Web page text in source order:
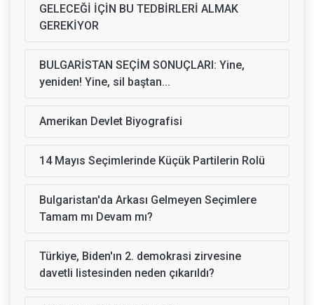
GELECEĞİ İÇİN BU TEDBİRLERİ ALMAK
GEREKİYOR
BULGARİSTAN SEÇİM SONUÇLARI: Yine,
yeniden! Yine, sil baştan...
Amerikan Devlet Biyografisi
14 Mayıs Seçimlerinde Küçük Partilerin Rolü
Bulgaristan'da Arkası Gelmeyen Seçimlere
Tamam mı Devam mı?
Türkiye, Biden'ın 2. demokrasi zirvesine
davetli listesinden neden çıkarıldı?